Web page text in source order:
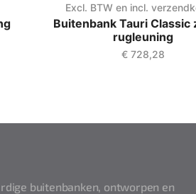
Excl. BTW en incl.
Buitenbank Tauri Classic
rugleuning
€ 728,28
buitenbanken, ontworpen en